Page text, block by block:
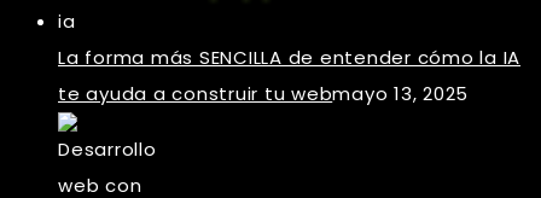
La forma más SENCILLA de entender cómo la IA
te ayuda a construir tu webmayo 13, 2025